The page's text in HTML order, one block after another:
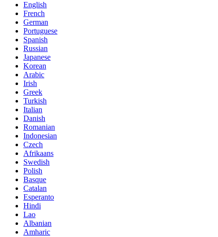
English
French
German
Portuguese
Spanish
Russian
Japanese
Korean
Arabic
Irish
Greek
Turkish
Italian
Danish
Romanian
Indonesian
Czech
Afrikaans
Swedish
Polish
Basque
Catalan
Esperanto
Hindi
Lao
Albanian
Amharic